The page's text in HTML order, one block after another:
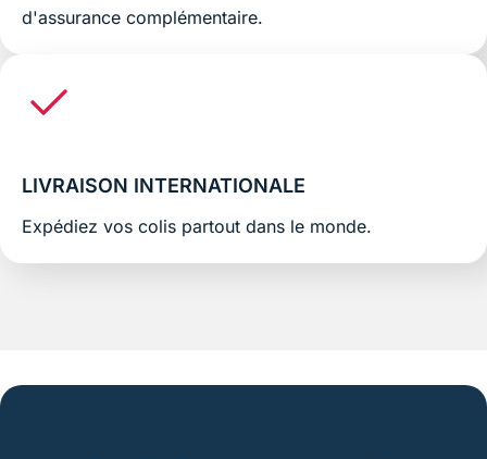
d'assurance complémentaire.
LIVRAISON INTERNATIONALE
Expédiez vos colis partout dans le monde.